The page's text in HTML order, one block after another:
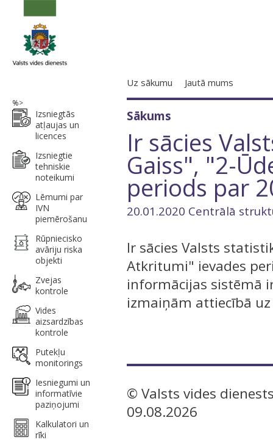
Uz sākumu Jautā mums
%>
Izsniegtās
atļaujas un
licences
Izsniegtie
tehniskie
noteikumi
Lēmumi par
IVN
piemērošanu
Rūpniecisko
avāriju riska
objekti
Zvejas
kontrole
Vides
aizsardzības
kontrole
Putekļu
monitorings
Iesniegumi un
informatīvie
paziņojumi
Kalkulatori un
rīki
Sākums
Ir sācies
Gaiss", "2-
periods par
20.01.2020 Centrālā
Ir sācies Valsts
Atkritumi" ievades
informācijas sistēmā
izmaiņām attiecībā
© Valsts vides
09.08.2026